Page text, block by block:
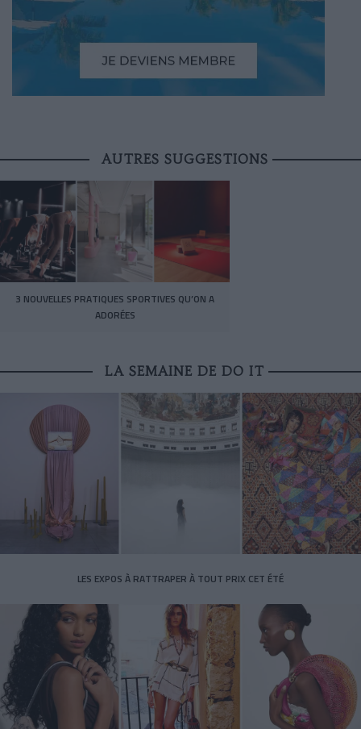
AUTRES SUGGESTIONS
3 NOUVELLES PRATIQUES SPORTIVES QU’ON A
ADORÉES
LA SEMAINE DE DO IT
LES EXPOS À RATTRAPER À TOUT PRIX CET ÉTÉ